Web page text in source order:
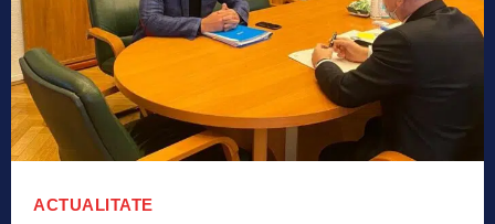
ACTUALITATE